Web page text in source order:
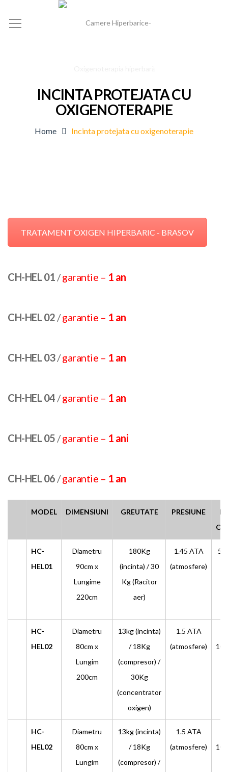
INCINTA PROTEJATA CU
OXIGENOTERAPIE
Home Incinta protejata cu oxigenoterapie
TRATAMENT OXIGEN HIPERBARIC - BRASOV
CH-HEL 01 /garantie – 1 an
CH-HEL 02 /garantie – 1 an
CH-HEL 03/garantie – 1 an
CH-HEL 04 /garantie – 1 an
CH-HEL 05 /garantie – 1 ani
CH-HEL 06 /garantie – 1 an
MODEL DIMENSIUNI GREUTATE PRESIUNE
HC-
HEL01
Diametru
90cm x
Lungime
220cm
180Kg
(incinta) / 30
Kg (Racitor
aer)
1.45 ATA
(atmosfere)
5L
HC-
HEL02
Diametru
80cm x
Lungim
200cm
13kg (incinta)
/ 18Kg
(compresor) /
30Kg
(concentrator
oxigen)
1.5 ATA
(atmosfere)
HC-
HEL02
Diametru
80cm x
Lungim
13kg (incinta)
/ 18Kg
(compresor) /
1.5 ATA
(atmosfere)